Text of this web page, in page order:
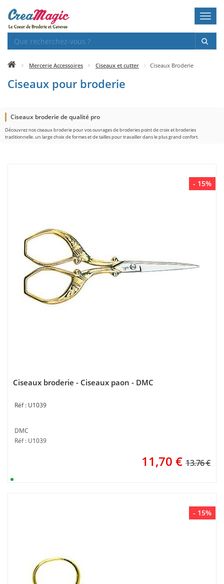
Mercerie Accessoires Ciseaux et cutter Ciseaux Broderie
Ciseaux pour broderie
Ciseaux broderie de qualité pro
Découvrez nos ciseaux broderie pour vos ouvrages de broderies point de croix et broderies
traditionnelle. un large choix de formes et de tailles pour travailler dans le plus grand confort.
- 15%
Ciseaux broderie - Ciseaux paon - DMC
U1039
DMC
Réf : U1039
11,70 € 13.76 €
- 15%